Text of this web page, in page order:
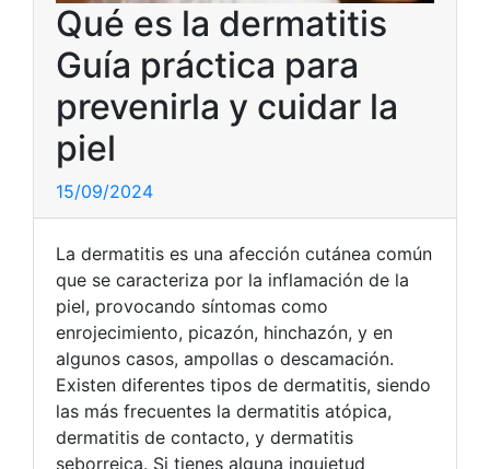
Qué es la dermatitis
Guía práctica para
prevenirla y cuidar la
piel
15/09/2024
La dermatitis es una afección cutánea común
que se caracteriza por la inflamación de la
piel, provocando síntomas como
enrojecimiento, picazón, hinchazón, y en
algunos casos, ampollas o descamación.
Existen diferentes tipos de dermatitis, siendo
las más frecuentes la dermatitis atópica,
dermatitis de contacto, y dermatitis
seborreica. Si tienes alguna inquietud